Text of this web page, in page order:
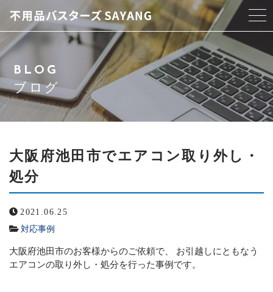
当店について
スタッフ紹介
サービス紹介
アクセス
よくある質問
ブログ
お問い合わせ
BLOG
ブログ
大阪府池田市でエアコン取り外し・
処分
2021.06.25
対応事例
大阪府池田市のお客様からのご依頼で、 お引越しにともなう
エアコンの取り外し・処分を行った事例です。